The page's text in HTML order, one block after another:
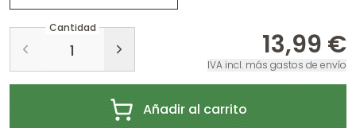
Cantidad
13,99 €
IVA incl. más gastos de envío
Añadir al carrito